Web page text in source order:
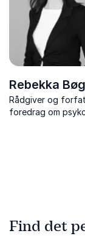
Rebekka
Rådgiver og
foredrag om
Find det